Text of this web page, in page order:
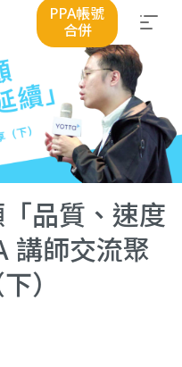
PPA帳號
合併
品質、速度
講師交流聚
）